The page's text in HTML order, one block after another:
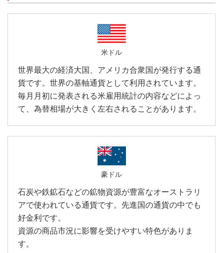
米ドル
世界最大の経済大国、アメリカ合衆国が発行する通
貨です。世界の基軸通貨として利用されています。
毎月月初に発表される米雇用統計の内容などによっ
て、為替相場が大きく左右されることがあります。
豪ドル
石炭や鉄鉱石などの鉱物資源が豊富なオーストラリ
アで使われている通貨です。先進国の通貨の中でも
好金利です。
資源の商品市況に影響を受けやすい特色がありま
す。